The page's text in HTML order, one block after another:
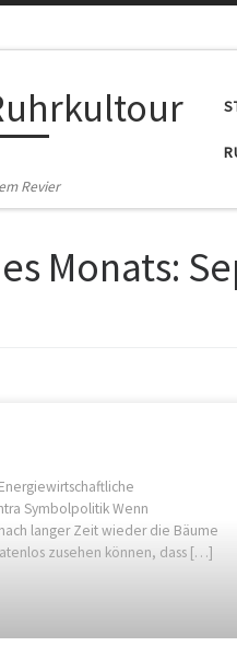
Revier
Monats:
Symbolpolitik Wenn
langer Zeit wieder die Bäume
zusehen können, dass […]